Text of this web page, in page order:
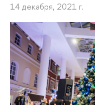
14 декабря, 2021 г.